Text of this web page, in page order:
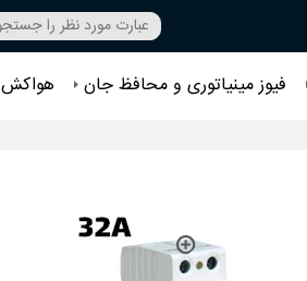
فیوز مینیاتوری و محافظ جان هواکش